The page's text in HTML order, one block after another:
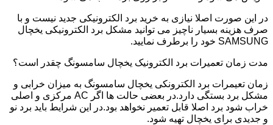
در این صورت اصلا نیازی به خرید برد الکترونیکی جدید نیست و با
صرف هزینه بسیار ناچیز می توانید مشکل برد الکترونیکی یخچال
SAMSUNG خود را برطرف نمایید.
مدت زمان تعمیرات برد الکترونیک یخچال سامسونگ چقدر است؟
زمان تعیمرات برد الکترونکی یخچال سامسونگ به میزان خرابی و
مشکل برد بستگی دارد.در بعضی حالت ها اگر AC مرکزی و اصلی
خراب شود برد اصلا قابل تعمیر نخواهد بود.در این شرایط باید برد نو
و جدیدی برای یخچال تهیه شود.